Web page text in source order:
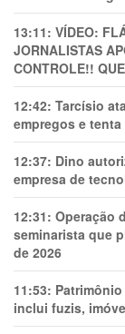
13:11: VÍDEO:
JORNALISTAS
CONTROLE!!
12:42: Tarcísio
empregos e
12:37: Dino
empresa de
12:31: Operação
seminarista que
de 2026
11:53:
inclui fuzis,